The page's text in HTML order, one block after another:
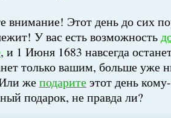
внимание! Этот день до сих
У вас есть возможность
, и 1 Июня 1683 навсегда
только вашим, больше уже
жеподаритеэтот день
подарок, не правда ли?